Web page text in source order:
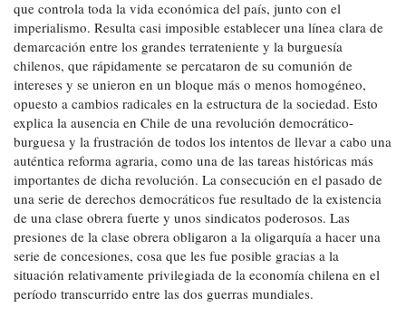
que controla toda la vida económica del país, junto con el
imperialismo. Resulta casi imposible establecer una línea clara de
demarcación entre los grandes terrateniente y la burguesía
chilenos, que rápidamente se percataron de su comunión de
intereses y se unieron en un bloque más o menos homogéneo,
opuesto a cambios radicales en la estructura de la sociedad. Esto
explica la ausencia en Chile de una revolución democrático-
burguesa y la frustración de todos los intentos de llevar a cabo una
auténtica reforma agraria, como una de las tareas históricas más
importantes de dicha revolución. La consecución en el pasado de
una serie de derechos democráticos fue resultado de la existencia
de una clase obrera fuerte y unos sindicatos poderosos. Las
presiones de la clase obrera obligaron a la oligarquía a hacer una
serie de concesiones, cosa que les fue posible gracias a la
situación relativamente privilegiada de la economía chilena en el
período transcurrido entre las dos guerras mundiales.